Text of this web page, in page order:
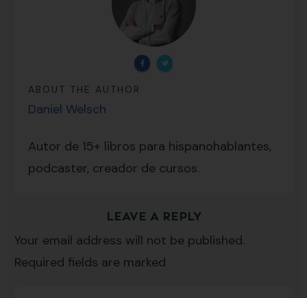
Lecciones por email...
¡GRATIS!
gratuitas por semana, además de la guía
"7 errores comunes al hablar inglés (y
cómo evitarlos)".
ABOUT THE AUTHOR
Daniel Welsch
Autor de 15+ libros para hispanohablantes,
podcaster, creador de cursos.
LEAVE A REPLY
Your email address will not be published.
Required fields are marked